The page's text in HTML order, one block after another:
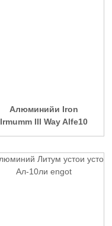
Алюминийи Iron
Irmumm Ill Way Alfe10